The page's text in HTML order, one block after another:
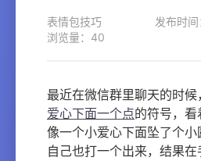
表情包技巧
发布时
浏览量：40
最近在微信群里聊天的时
爱心下面一个点的符号，
像一个小爱心下面坠了个
自己也打一个出来，结果